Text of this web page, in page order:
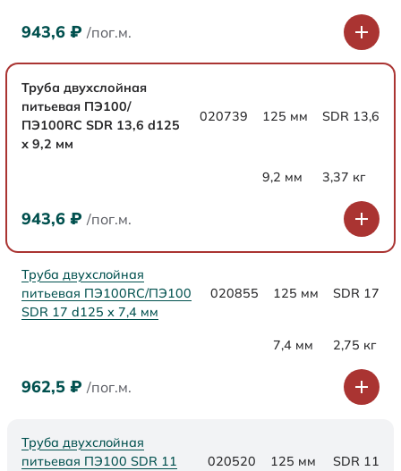
943,6 ₽ /пог.м.
Труба двухслойная
питьевая ПЭ100/
ПЭ100RC SDR 13,6 d125
х 9,2 мм
020739 125 мм SDR 13,6
9,2 мм 3,37 кг
943,6 ₽ /пог.м.
Труба двухслойная
питьевая ПЭ100RC/ПЭ100
SDR 17 d125 х 7,4 мм
020855 125 мм SDR 17
7,4 мм 2,75 кг
962,5 ₽ /пог.м.
Труба двухслойная
питьевая ПЭ100 SDR 11
020520 125 мм SDR 11